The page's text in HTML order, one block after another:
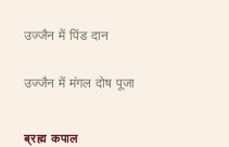
उज्जैन में पिंड दान
उज्जैन में मंगल दोष पूजा
ब्रह्म कपाल